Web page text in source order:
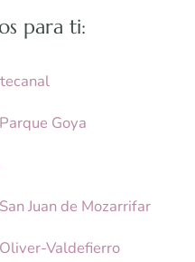
para ti:
Goya
Juan de Mozarrifar
Valdefierro